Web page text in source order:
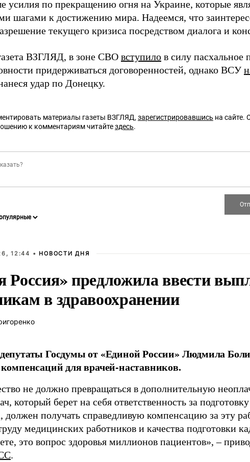
усилия по прекращению огня на Украине, которые
шагами к достижению мира. Надеемся, что
текущего кризиса посредством диалога и
ВЗГЛЯД, в зоне СВО вступило в силу пасхальное
придерживаться договоренностей, однако ВСУ
удар по Донецку.
материалы газеты ВЗГЛЯД, зарегистрировавшись на сайте.
к комментариям читайтездесь.
12:44 • НОВОСТИ ДНЯ
Россия» предложила ввести
в здравоохранении
Госдумы от «Единой России» Людмила
компенсаций для врачей-наставников.
не должно превращаться в дополнительную
который берет на себя ответственность за
должен получать справедливую компенсацию за эту
медицинских работников и качества подготовки
это вопрос здоровья миллионов пациентов», –
.